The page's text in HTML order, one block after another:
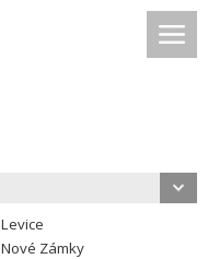
Levice
Nové Zámky